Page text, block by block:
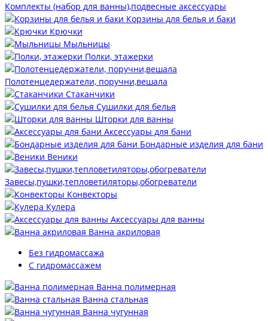
Комплекты (набор для ванны),подвесные аксессуары
Корзины для белья и баки
Крючки
Мыльницы
Полки, этажерки
Полотенцедержатели, поручни,вешала
Стаканчики
Сушилки для белья
Шторки для ванны
Аксессуары для бани
Бондарные изделия для бани
Веники
Завесы,пушки,тепловетиляторы,обогреватели
Конвекторы
Кулера
Аксессуары для ванны
Ванна акриловая
Без гидромассажа
С гидромассажем
Ванна полимерная
Ванна стальная
Ванна чугунная